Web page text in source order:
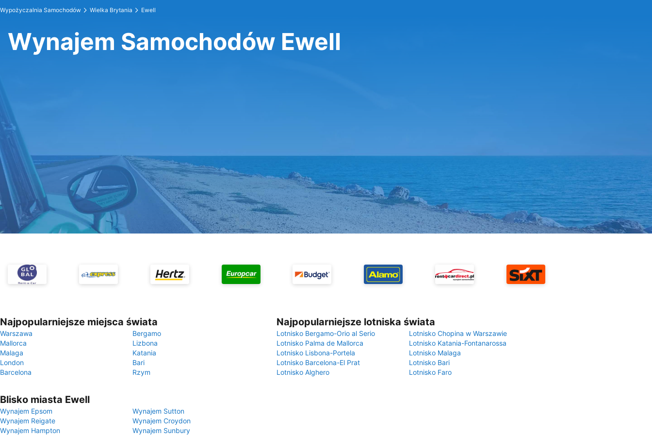
Wypożyczalnia Samochodów Wielka Brytania Ewell
Wynajem Samochodów Ewell
Najpopularniejsze miejsca świata
Warszawa
Bergamo
Mallorca
Lizbona
Malaga
Katania
London
Bari
Barcelona
Rzym
Najpopularniejsze lotniska świata
Lotnisko Bergamo-Orio al Serio
Lotnisko Chopina w Warszawie
Lotnisko Palma de Mallorca
Lotnisko Katania-Fontanarossa
Lotnisko Lisbona-Portela
Lotnisko Malaga
Lotnisko Barcelona-El Prat
Lotnisko Bari
Lotnisko Alghero
Lotnisko Faro
Blisko miasta Ewell
Wynajem Epsom
Wynajem Sutton
Wynajem Reigate
Wynajem Croydon
Wynajem Hampton
Wynajem Sunbury